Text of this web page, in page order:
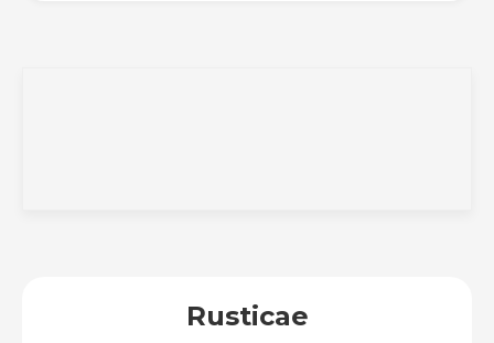
Rusticae